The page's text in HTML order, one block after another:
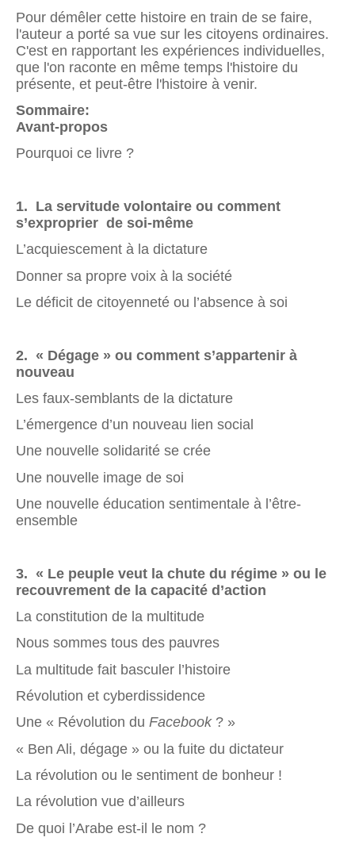
Pour démêler cette histoire en train de se faire,
l'auteur a porté sa vue sur les citoyens ordinaires.
C'est en rapportant les expériences individuelles,
que l'on raconte en même temps l'histoire du
présente, et peut-être l'histoire à venir.
Sommaire:
Avant-propos
Pourquoi ce livre ?
1. La servitude volontaire ou comment
s’exproprier de soi-même
L’acquiescement à la dictature
Donner sa propre voix à la société
Le déficit de citoyenneté ou l’absence à soi
2. « Dégage » ou comment s’appartenir à
nouveau
Les faux-semblants de la dictature
L’émergence d’un nouveau lien social
Une nouvelle solidarité se crée
Une nouvelle image de soi
Une nouvelle éducation sentimentale à l’être-
ensemble
3. « Le peuple veut la chute du régime » ou le
recouvrement de la capacité d’action
La constitution de la multitude
Nous sommes tous des pauvres
La multitude fait basculer l’histoire
Révolution et cyberdissidence
Une « Révolution du Facebook? »
« Ben Ali, dégage » ou la fuite du dictateur
La révolution ou le sentiment de bonheur !
La révolution vue d’ailleurs
De quoi l’Arabe est-il le nom ?